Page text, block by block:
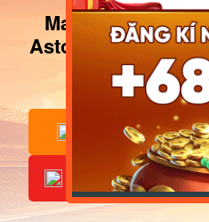
Man City "cướp"
Aston Villa:
ĐĂNG KÝ
CƯỢC NGAY